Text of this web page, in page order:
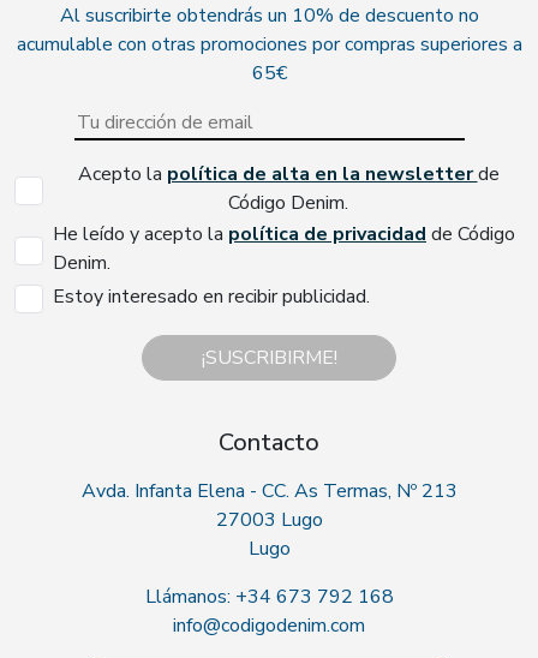
Al suscribirte obtendrás un 10% de descuento no
acumulable con otras promociones por compras superiores a
65€
Acepto la política de alta en la newsletterde
Código Denim.
He leído y acepto la política de privacidad de Código
Denim.
Estoy interesado en recibir publicidad.
¡SUSCRIBIRME!
Contacto
Avda. Infanta Elena - CC. As Termas, Nº 213
27003 Lugo
Lugo
Llámanos: +34 673 792 168
info@codigodenim.com